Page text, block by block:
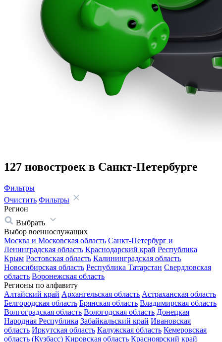
127 новостроек в Санкт-Петербурге
Фильтры
Очистить Фильтры
Регион
Выбрать
Выбор военнослужащих
Москва и Московская область Санкт-Петербург и
Ленинградская область Краснодарский край Республика
Крым Ростовская область Калининградская область
Новосибирская область Республика Татарстан Свердловская
область Воронежская область
Регионы по алфавиту
Алтайский край Архангельская область Астраханская область
Белгородская область Брянская область Владимирская область
Волгоградская область Вологодская область Донецкая
Народная Республика Забайкальский край Ивановская
область Иркутская область Калужская область Кемеровская
область (Кузбасс) Кировская область Красноярский край